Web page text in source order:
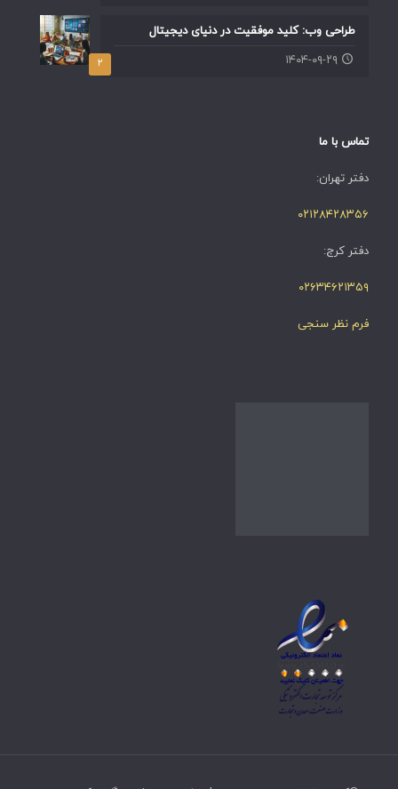
۲
طراحی وب: کلید موفقیت در دنیای دیجیتال
۱۴۰۴-۰۹-۲۹
تماس با ما
دفتر تهران:
۰۲۱۲۸۴۲۸۳۵۶
دفتر کرج:
۰۲۶۳۴۶۲۱۳۵۹
فرم نظر سنجی